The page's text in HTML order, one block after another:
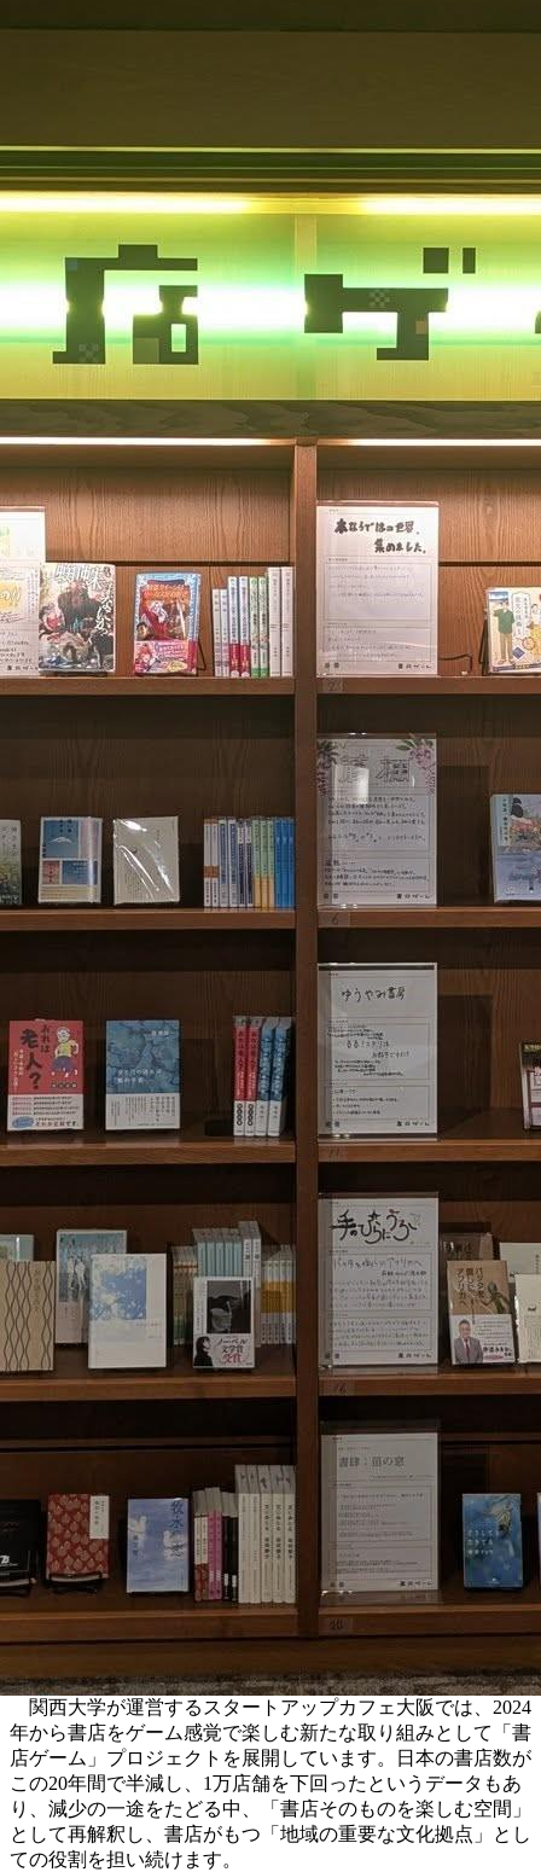
関西大学が運営するスタートアップカフェ大阪では、2024
年から書店をゲーム感覚で楽しむ新たな取り組みとして「書
店ゲーム」プロジェクトを展開しています。日本の書店数が
この20年間で半減し、1万店舗を下回ったというデータもあ
り、減少の一途をたどる中、「書店そのものを楽しむ空間」
として再解釈し、書店がもつ「地域の重要な文化拠点」とし
ての役割を担い続けます。